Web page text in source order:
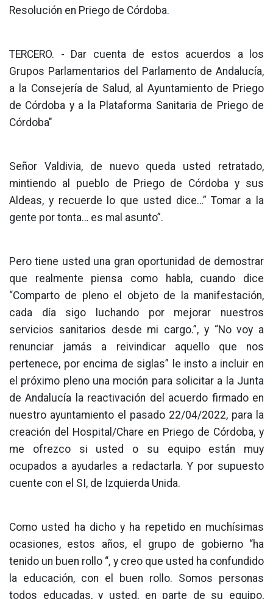
Resolución en Priego de Córdoba.
TERCERO. - Dar cuenta de estos acuerdos a los
Grupos Parlamentarios del Parlamento de Andalucía,
a la Consejería de Salud, al Ayuntamiento de Priego
de Córdoba y a la Plataforma Sanitaria de Priego de
Córdoba"
Señor Valdivia, de nuevo queda usted retratado,
mintiendo al pueblo de Priego de Córdoba y sus
Aldeas, y recuerde lo que usted dice…” Tomar a la
gente por tonta… es mal asunto”.
Pero tiene usted una gran oportunidad de demostrar
que realmente piensa como habla, cuando dice
“Comparto de pleno el objeto de la manifestación,
cada día sigo luchando por mejorar nuestros
servicios sanitarios desde mi cargo.”, y “No voy a
renunciar jamás a reivindicar aquello que nos
pertenece, por encima de siglas” le insto a incluir en
el próximo pleno una moción para solicitar a la Junta
de Andalucía la reactivación del acuerdo firmado en
nuestro ayuntamiento el pasado 22/04/2022, para la
creación del Hospital/Chare en Priego de Córdoba, y
me ofrezco si usted o su equipo están muy
ocupados a ayudarles a redactarla. Y por supuesto
cuente con el SI, de Izquierda Unida.
Como usted ha dicho y ha repetido en muchísimas
ocasiones, estos años, el grupo de gobierno “ha
tenido un buen rollo “, y creo que usted ha confundido
la educación, con el buen rollo. Somos personas
todos educadas, y usted, en parte de su equipo,